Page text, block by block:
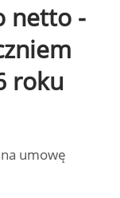
netto -
roku
umowę